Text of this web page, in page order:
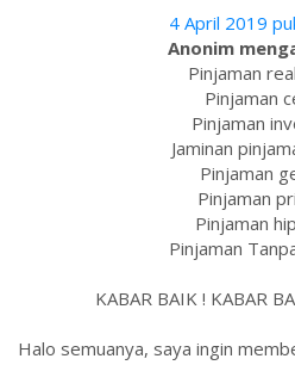
4 April 2019
Anonim
Pinjaman
Pinjaman
Pinjaman
Jaminan
Pinjaman
Pinjaman
Pinjaman
Pinjaman
KABAR BAIK ! KABAR
Halo semuanya, saya ingin